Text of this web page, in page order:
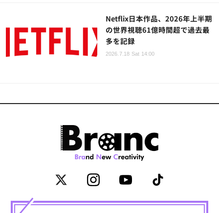
Netflix日本作品、2026年上半期
の世界視聴61億時間超で過去最
多を記録
2026.7.18 Sat 14:00